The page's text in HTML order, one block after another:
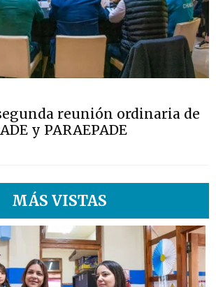
reunión ordinaria de
y PARAEPADE
MÁS VISTAS
1